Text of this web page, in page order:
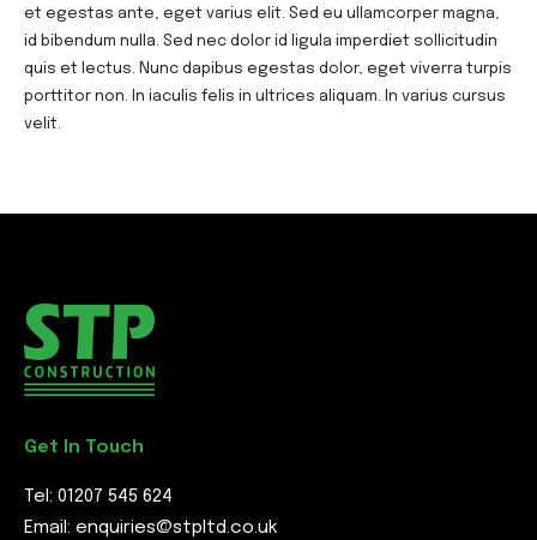
et egestas ante, eget varius elit. Sed eu ullamcorper magna,
id bibendum nulla. Sed nec dolor id ligula imperdiet sollicitudin
quis et lectus. Nunc dapibus egestas dolor, eget viverra turpis
porttitor non. In iaculis felis in ultrices aliquam. In varius cursus
velit.
Get In Touch
Tel: 01207 545 624
Email: enquiries@stpltd.co.uk